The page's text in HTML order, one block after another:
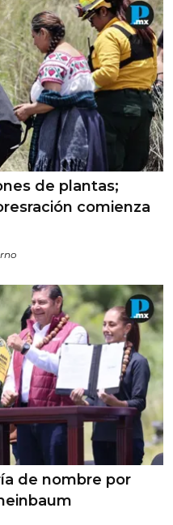
de plantas;
comienza
de nombre por